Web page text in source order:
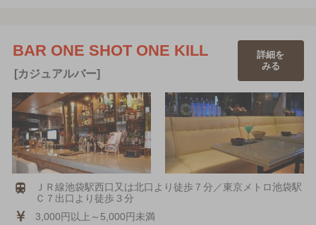
BAR ONE SHOT ONE KILL
[カジュアルバー]
詳細を
みる
ＪＲ線池袋駅西口又は北口より徒歩７分／東京メトロ池袋駅
Ｃ７出口より徒歩３分
3,000円以上～5,000円未満